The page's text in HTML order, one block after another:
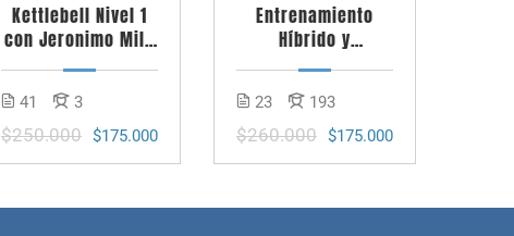
Kettlebell Nivel 1
con Jeronimo Milo
– Monitor en Pesas
Rusas
41 3
$250.000 $175.000
Entrenamiento
Híbrido y
Metodología HRX
23 193
$260.000 $175.000